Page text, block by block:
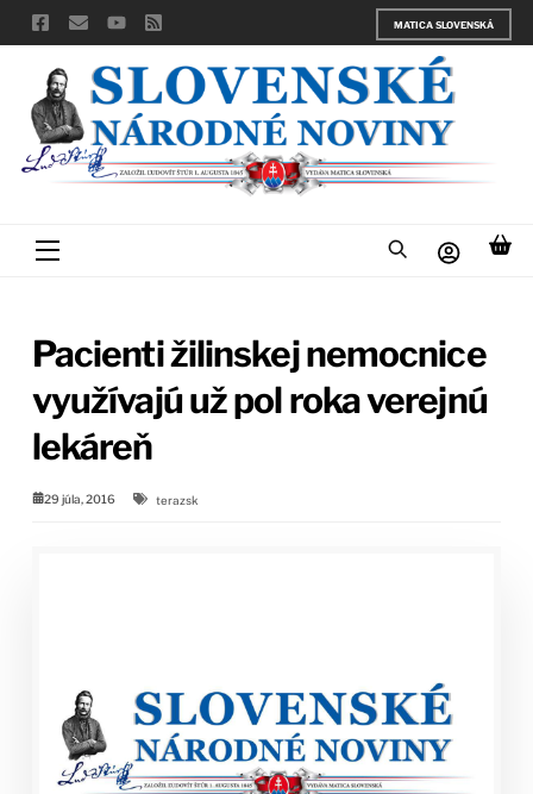
Skip
to
content
MATICA SLOVENSKÁ
Menu
Pacienti žilinskej nemocnice
využívajú už pol roka verejnú
lekáreň
29 júla, 2016 terazsk